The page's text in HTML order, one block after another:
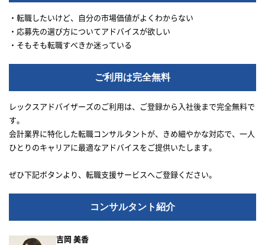
・転職したいけど、自分の市場価値がよくわからない
・応募先の選び方についてアドバイスが欲しい
・そもそも転職すべきか迷っている
ご利用は完全無料
レックスアドバイザーズのご利用は、ご登録から入社後まで完全無料で
す。
会計業界に特化した転職コンサルタントが、きめ細やかな対応で、一人
ひとりのキャリアに最適なアドバイスをご提供いたします。
ぜひ下記ボタンより、転職支援サービスへご登録ください。
コンサルタント紹介
吉岡 美香